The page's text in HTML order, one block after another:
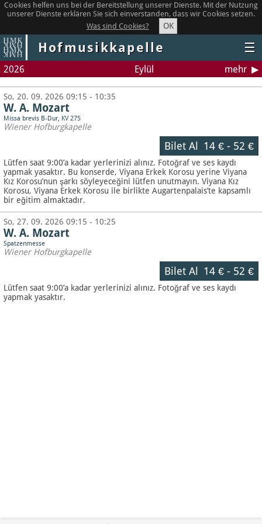
Cookies helfen uns bei der Bereitstellung unserer Dienste. Mit der Nutzung
unserer Dienste erklären Sie sich einverstanden, dass wir Cookies setzen.
Was sind Cookies?
OK
Hofmusikkapelle ☰
2026 Eylül mehr
So, 20. 09. 2026 09:15 - 10:35
W. A. Mozart
Missa brevis B-Dur, KV 275
Wiener Hofburgkapelle
Bilet Al 14 €- 52 €
Lütfen saat 9:00’a kadar yerlerinizi alınız. Fotoğraf ve ses kaydı
yapmak yasaktır. Bu konserde, Viyana Erkek Korosu yerine Viyana
Kız Korosu’nun şarkı söyleyeceğini lütfen unutmayın. Viyana Kız
Korosu, Viyana Erkek Korosu ile birlikte Augartenpalais’te kapsamlı
bir eğitim almaktadır.
So, 27. 09. 2026 09:15 - 10:25
W. A. Mozart
Spatzenmesse
Wiener Hofburgkapelle
Bilet Al 14 €- 52 €
Lütfen saat 9:00’a kadar yerlerinizi alınız. Fotoğraf ve ses kaydı
yapmak yasaktır.